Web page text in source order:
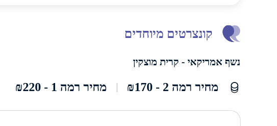
קונצרטים מיוחדים
נשף אמריקאי - קרית מוצקין
מחיר רמה 2 - ₪170 מחיר רמה 1 - ₪220